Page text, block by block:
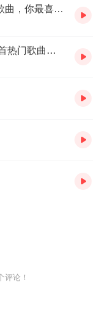
一口气带你听完爆火全网的30首古风歌曲，你最喜欢哪一首呢？
一口气带你听完2023年爆火全网的50首热门歌曲，你最喜欢哪一首？
评论！